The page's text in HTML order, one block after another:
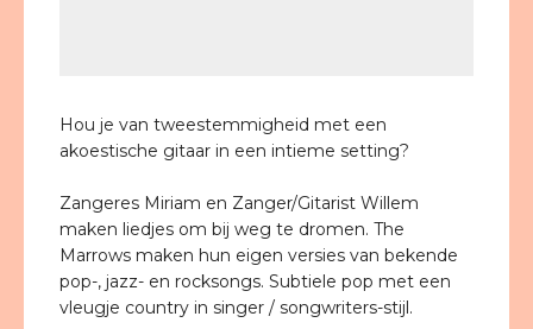
Hou je van tweestemmigheid met een
akoestische gitaar in een intieme setting?
Zangeres Miriam en Zanger/Gitarist Willem
maken liedjes om bij weg te dromen. The
Marrows maken hun eigen versies van bekende
pop-, jazz- en rocksongs. Subtiele pop met een
vleugje country in singer / songwriters-stijl.